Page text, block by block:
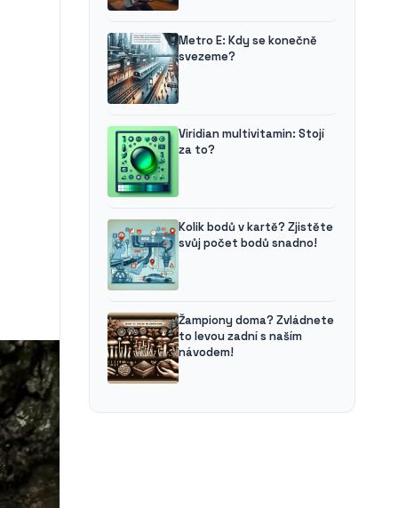
Metro E: Kdy se konečně
svezeme?
Viridian multivitamin: Stojí
za to?
Kolik bodů v kartě? Zjistěte
svůj počet bodů snadno!
Žampiony doma? Zvládnete
to levou zadní s naším
návodem!